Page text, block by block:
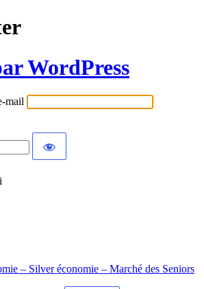
WordPress
mail
– Silver économie – Marché des Seniors